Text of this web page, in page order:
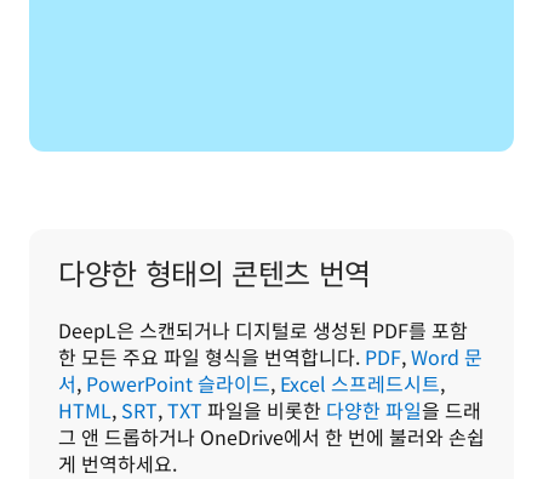
다양한 형태의 콘텐츠 번역
DeepL은 스캔되거나 디지털로 생성된 PDF를 포함
한 모든 주요 파일 형식을 번역합니다. PDF, Word 문
서, PowerPoint 슬라이드, Excel 스프레드시트
HTML, SRT, TXT 파일을 비롯한 다양한 파일을 드래
그 앤 드롭하거나 OneDrive에서 한 번에 불러와 손쉽
게 번역하세요.